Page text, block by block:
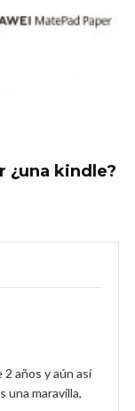
¿una kindle?
años y aún así
una maravilla,